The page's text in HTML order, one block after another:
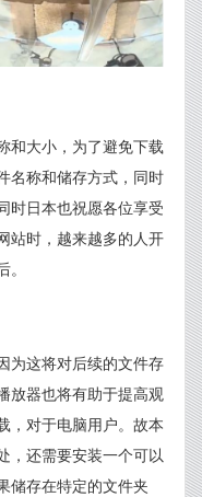
和大小，为了避免下载
名称和储存方式，同时
时日本也祝愿各位享受
站时，越来越多的人开
为这将对后续的文件存
放器也将有助于提高观
，对于电脑用户。故本
，还需要安装一个可以
储存在特定的文件夹